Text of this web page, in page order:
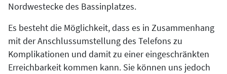
Nordwestecke des Bassinplatzes.
Es besteht die Möglichkeit, dass es in Zusammenhang
mit der Anschlussumstellung des Telefons zu
Komplikationen und damit zu einer eingeschränkten
Erreichbarkeit kommen kann. Sie können uns jedoch